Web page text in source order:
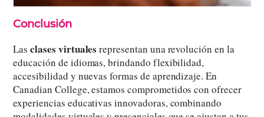
Conclusión
Lasclases virtuales representan una revolución en la
educación de idiomas, brindando flexibilidad,
accesibilidad y nuevas formas de aprendizaje. En
Canadian College, estamos comprometidos con ofrecer
experiencias educativas innovadoras, combinando